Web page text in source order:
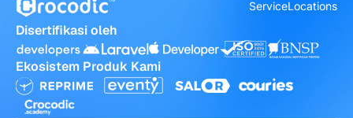
ServiceLocations
Disertifikasi oleh
Ekosistem Produk Kami